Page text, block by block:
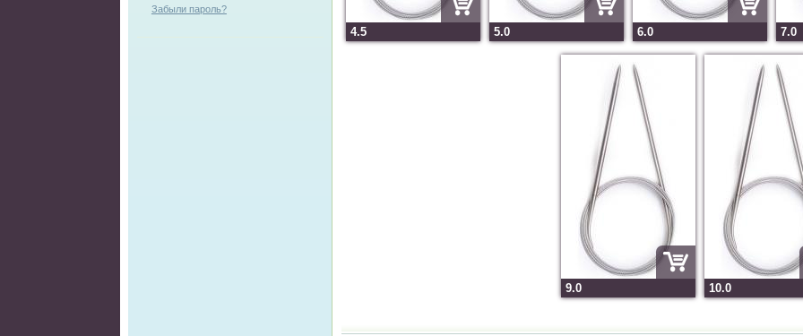
Забыли пароль?
4.5 5.0 6.0 7.0
9.0 10.0